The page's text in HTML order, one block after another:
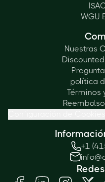
WGU
Nuestras
política
Términos
+1